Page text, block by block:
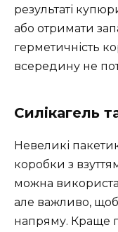
результаті
або отримати
герметичність
всередину не
Силікагель
Невеликі
коробки з
можна
але важливо,
напряму. Краще